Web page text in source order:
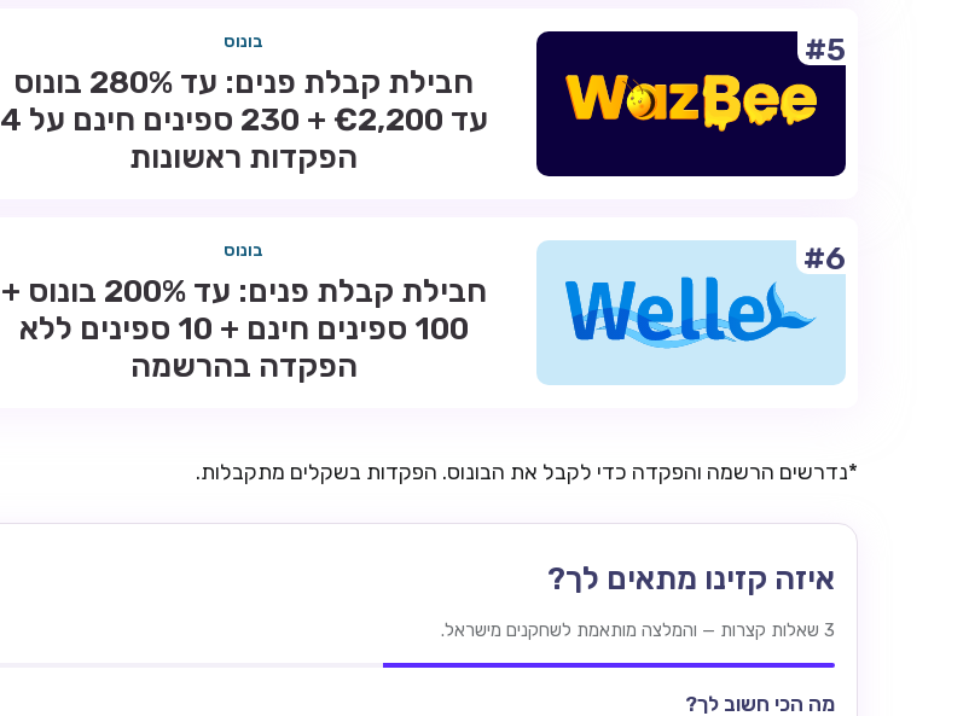
#5 בונוס
חבילת קבלת פנים: עד 280% בונוס
עד €2,200 + 230 ספינים חינם על 4
הפקדות ראשונות
#6 בונוס
חבילת קבלת פנים: עד 200% בונוס +
100 ספינים חינם + 10 ספינים ללא
הפקדה בהרשמה
*נדרשים הרשמה והפקדה כדי לקבל את הבונוס. הפקדות בשקלים מתקבלות.
איזה קזינו מתאים לך?
3 שאלות קצרות — והמלצה מותאמת לשחקנים מישראל.
מה הכי חשוב לך?